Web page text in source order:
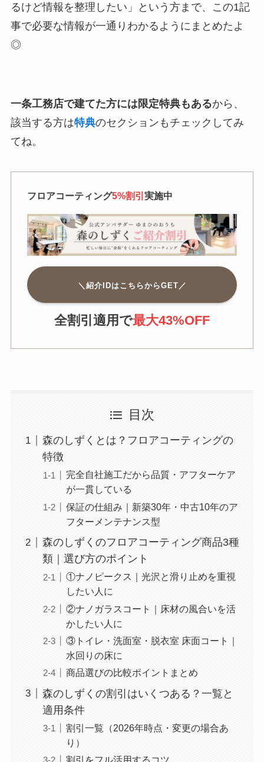
るけど情報を整理したい」という方まで、この1記
事で必要な情報が一通りわかるようにまとめたよ
◎
一条工務店で建てた方には限定特典もあるから、
該当する方は特典のセクションもチェックしてみ
てね。
フロアコーティング5%割引 実施中
＼紹介IDはこちらからGET／
全割引適用で最大43%OFF
目次
森のしずくとは？フロアコーティングの
特徴
完全自社施工だから品質・アフターケア
が一貫している
保証の仕組み｜新築30年・中古10年のア
フターメンテナンス型
森のしずくのフロアコーティング商品3種
類｜選び方のポイント
①ナノピークス｜光沢と滑り止めを重視
したい人に
②ナノガラスコート｜床材の風合いを活
かしたい人に
③トイレ・洗面室・脱衣室 床面コート｜
水回りの床に
商品選びの比較ポイントまとめ
森のしずくの割引はいくつある？一覧と
適用条件
割引一覧（2026年時点・変更の場合あ
り）
割引をフル活用するコツ